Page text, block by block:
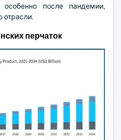
особенно после пандемии,
отрасли.
перчаток